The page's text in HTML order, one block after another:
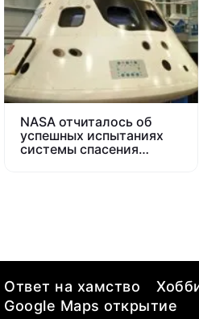
NASA отчиталось об
успешных испытаниях
системы спасения
Ответ на хамство
Google Maps открытие